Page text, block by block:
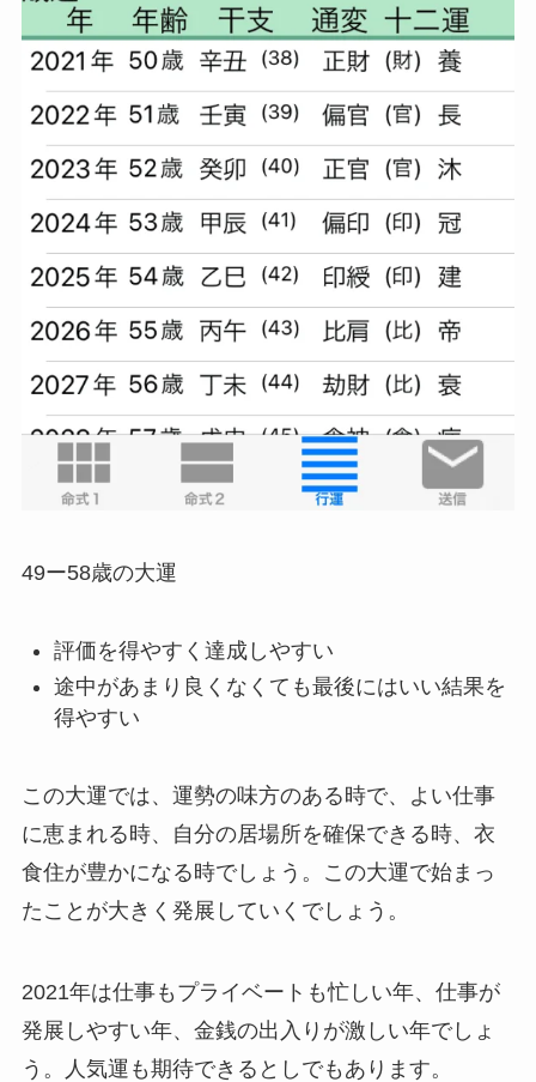
49ー58歳の大運
評価を得やすく達成しやすい
途中があまり良くなくても最後にはいい結果を
得やすい
この大運では、運勢の味方のある時で、よい仕事
に恵まれる時、自分の居場所を確保できる時、衣
食住が豊かになる時でしょう。この大運で始まっ
たことが大きく発展していくでしょう。
2021年は仕事もプライベートも忙しい年、仕事が
発展しやすい年、金銭の出入りが激しい年でしょ
う。人気運も期待できるとしでもあります。